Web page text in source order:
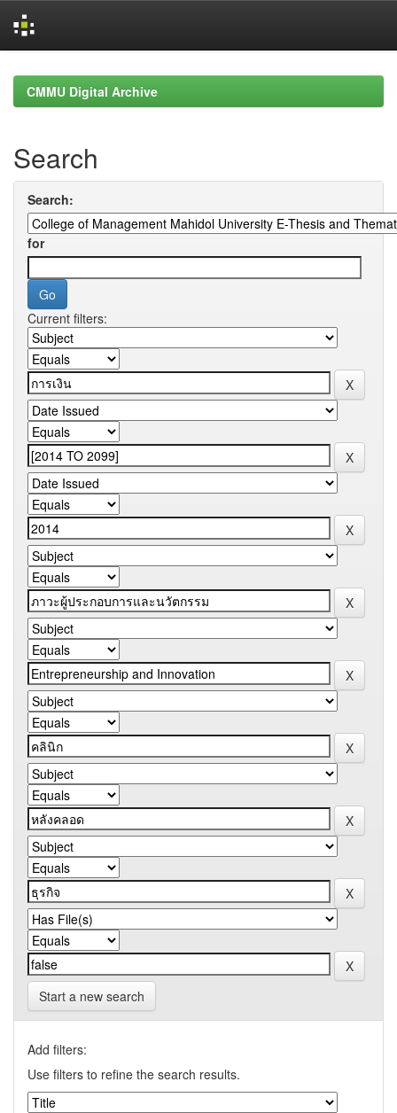
navigationCMMU Digital Archive
Search
Search:
for
Current filters:
Start a new search
Add filters:
Use filters to refine the search results.